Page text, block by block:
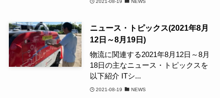
2021-08-19 NEWS
ニュース・トピックス(2021年8月
12日～8月19日)
物流に関連する2021年8月12日～8月
18日の主なニュース・トピックスを
以下紹介 ITシ...
2021-08-19 NEWS